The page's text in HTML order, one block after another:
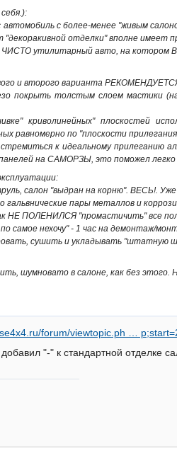
автомобиль с более-менее "живым
отделки" вполне имеет
ЧИСТО утилитарный авто, на котором
и второго варианта
покрыть толстым слоем мастики
криволинейных" плоскостей
равномерно по "плоскости
к идеальному прилеганию
на САМОРЗЫ, это поможел
салон "выдран на корню". ВЕСЬ!. Уже
гальвнические пары металлов и
НЕ ПОЛЕНИЛСЯ "промастичить" все
по самое нехочу" - 1 час на демонтаж/
сушить и укладывать "штатную
шумновато в салоне, как без этого.
forum/viewtopic.ph …
"-" к стандартной отделке